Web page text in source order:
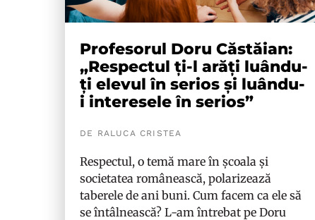
Profesorul Doru Căstăian:
„Respectul ți-l arăți luându-
ți elevul în serios și luându-
i interesele în serios”
DE RALUCA CRISTEA
Respectul, o temă mare în școala și
societatea românească, polarizează
taberele de ani buni. Cum facem ca ele să
se întâlnească? L-am întrebat pe Doru